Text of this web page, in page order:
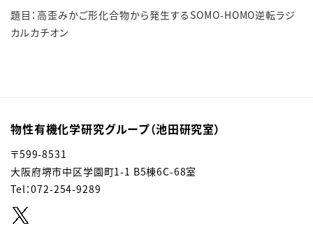
題目：高歪みかご形化合物から発生するSOMO-HOMO逆転ラジ
カルカチオン
物性有機化学研究グループ（池田研究室）
〒599-8531
大阪府堺市中区学園町1-1 B5棟6C-68室
Tel：072-254-9289